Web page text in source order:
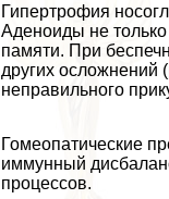
Гипертрофия
Аденоиды не
памяти. При
других осложнений
неправильного
Гомеопатические
иммунный
процессов.